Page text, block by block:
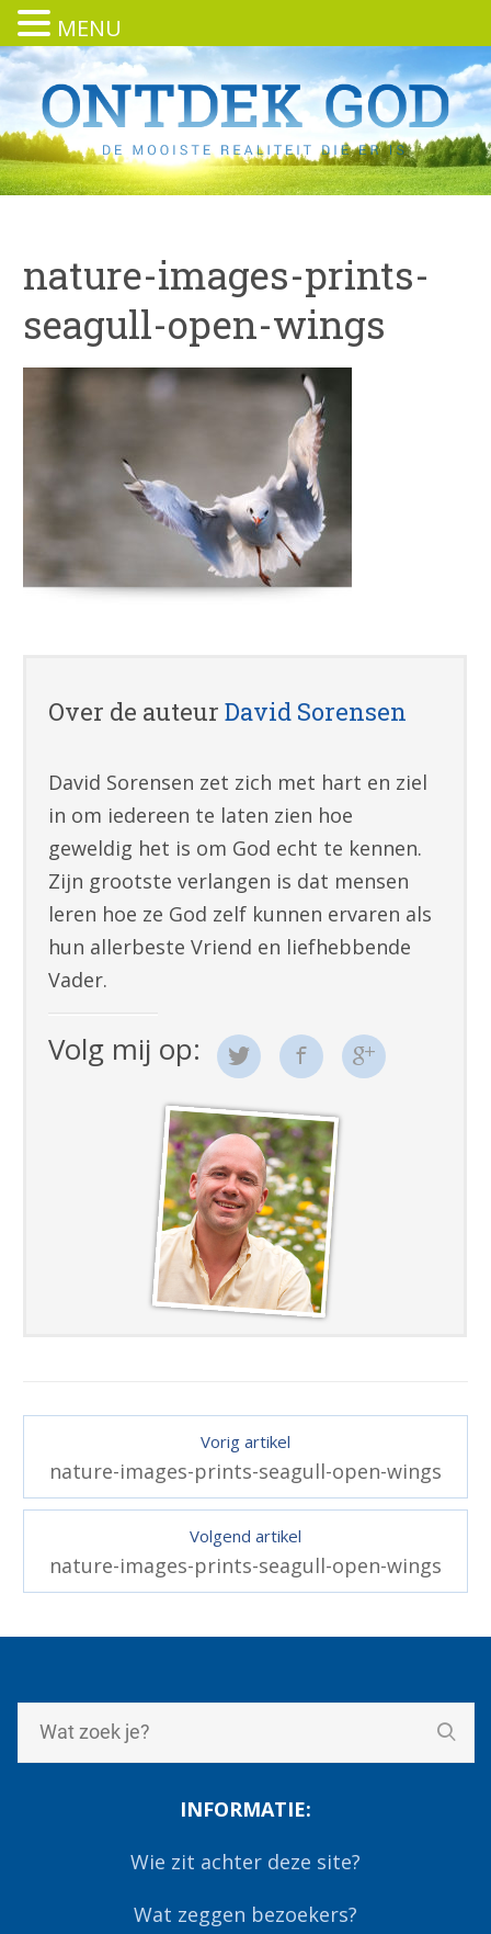
nature-images-prints-
seagull-open-wings
Over de auteurDavid Sorensen
David Sorensen zet zich met hart en ziel
in om iedereen te laten zien hoe
geweldig het is om God echt te kennen.
Zijn grootste verlangen is dat mensen
leren hoe ze God zelf kunnen ervaren als
hun allerbeste Vriend en liefhebbende
Vader.
Volg mij op:
Vorig artikel
nature-images-prints-seagull-open-wings
Volgend artikel
nature-images-prints-seagull-open-wings
INFORMATIE:
Wie zit achter deze site?
Wat zeggen bezoekers?
MENU